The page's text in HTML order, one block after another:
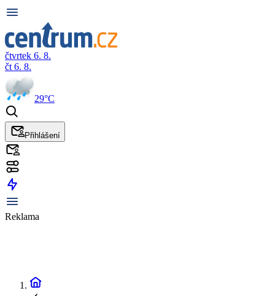
čtvrtek 6. 8.
čt 6. 8.
29°C
Přihlášení
Reklama